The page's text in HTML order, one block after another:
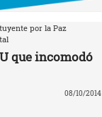
por la Paz
que incomodó
08/10/2014